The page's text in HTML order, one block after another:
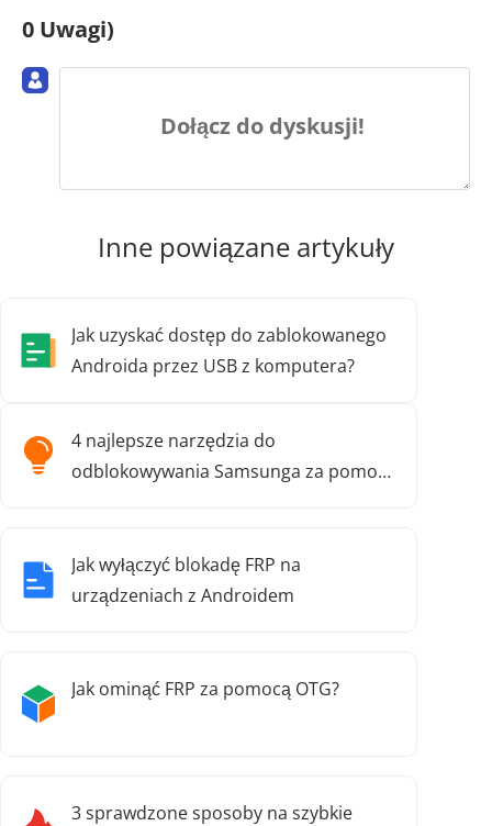
0 Uwagi)
Dołącz do dyskusji!
Inne powiązane artykuły
Jak uzyskać dostęp do zablokowanego
Androida przez USB z komputera?
4 najlepsze narzędzia do
odblokowywania Samsunga za pomocą
Jak wyłączyć blokadę FRP na
urządzeniach z Androidem
Jak ominąć FRP za pomocą OTG?
3 sprawdzone sposoby na szybkie